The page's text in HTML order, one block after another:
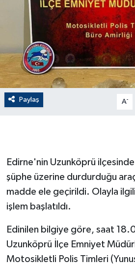
Paylaş A-
Edirne'nin Uzunköprü
şüphe üzerine durdurduğu
madde ele geçirildi. Olayla ilgili
işlem başlatıldı.
Edinilen bilgiye göre, saat
Uzunköprü İlçe Emniyet
Motosikletli Polis Timleri
Dünya
EĞİTİM
EKONOMİ
English News
GENEL
Güvenlik